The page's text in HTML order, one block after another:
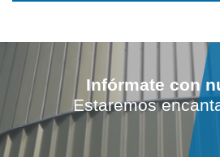
Infórmate con
Estaremos